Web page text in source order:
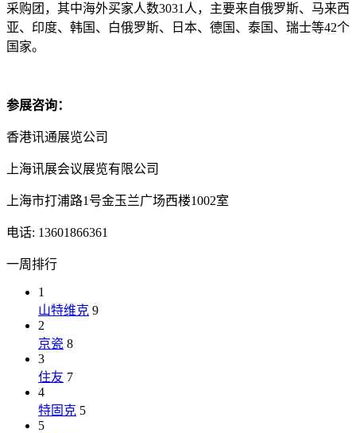
采购团，其中海外买家人数3031人，主要来自俄罗斯、马来西
亚、印度、韩国、白俄罗斯、日本、德国、泰国、瑞士等42个
国家。
参展咨询：
香港讯通展览公司
上海讯展会议展览有限公司
上海市打浦路1号金玉兰广场西楼1002室
电话: 13601866361
一周排行
1
山特维克 9
2
京瓷 8
3
住友 7
4
特固克 5
5